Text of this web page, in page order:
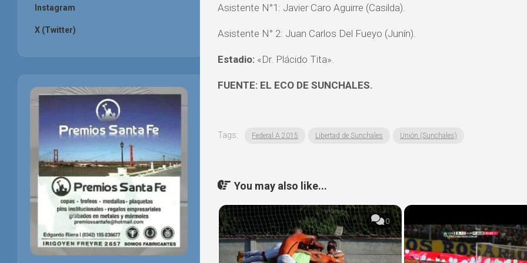
Asistente N°1: Javier Caro Aguirre (Casilda).
Asistente N° 2: Juan Carlos Del Fueyo (Junín).
Estadio: «Dr. Plácido Tita».
FUENTE: EL ECO DE SUNCHALES.
Tags: Federal A 2015 Libertad de Sunchales Unión (Sunchales)
You may also like...
0
Instagram
X (Twitter)